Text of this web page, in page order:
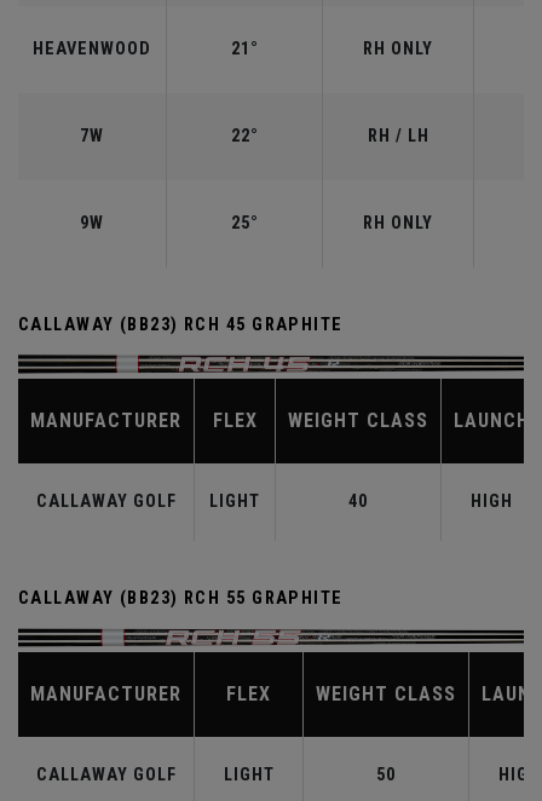
HEAVENWOOD 21° RH ONLY
7W 22° RH / LH
9W 25° RH ONLY
CALLAWAY (BB23) RCH 45 GRAPHITE
MANUFACTURER FLEX WEIGHT CLASS LAUNCH
CALLAWAY GOLF LIGHT 40 HIGH
CALLAWAY (BB23) RCH 55 GRAPHITE
MANUFACTURER FLEX WEIGHT CLASS
CALLAWAY GOLF LIGHT 50 HIGH